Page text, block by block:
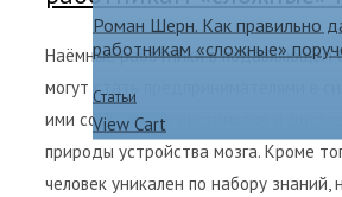
Роман Шерн. Как правильно
работникам «сложные»
Статьи
View Cart
Наёмные работники в подавляющем
могут стать предпринимателями в
ими социальных инстинктов и
природы устройства мозга. Кроме
человек уникален по набору знаний,